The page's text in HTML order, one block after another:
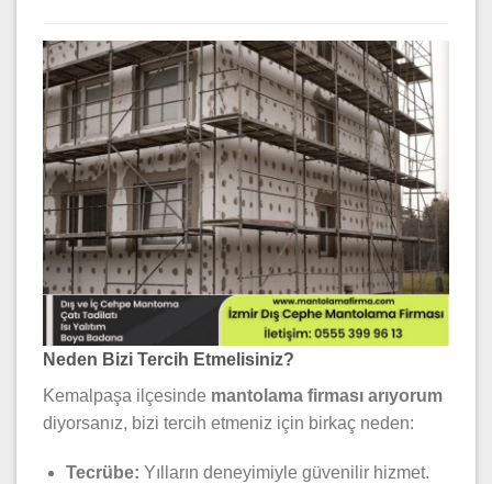
Neden Bizi Tercih Etmelisiniz?
Kemalpaşa ilçesinde mantolama firması arıyorum
diyorsanız, bizi tercih etmeniz için birkaç neden:
Tecrübe: Yılların deneyimiyle güvenilir hizmet.